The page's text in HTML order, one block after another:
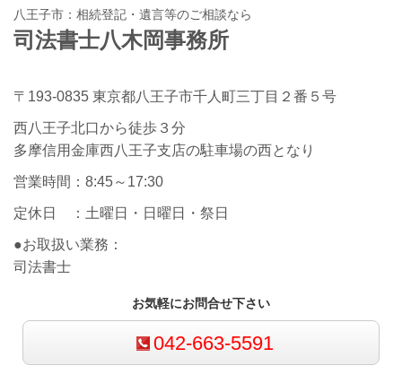
八王子市：相続登記・遺言等のご相談なら
司法書士八木岡事務所
〒193-0835 東京都八王子市千人町三丁目２番５号
西八王子北口から徒歩３分
多摩信用金庫西八王子支店の駐車場の西となり
営業時間：8:45～17:30
定休日 ：土曜日・日曜日・祭日
●お取扱い業務：
司法書士
お気軽にお問合せ下さい
042-663-5591